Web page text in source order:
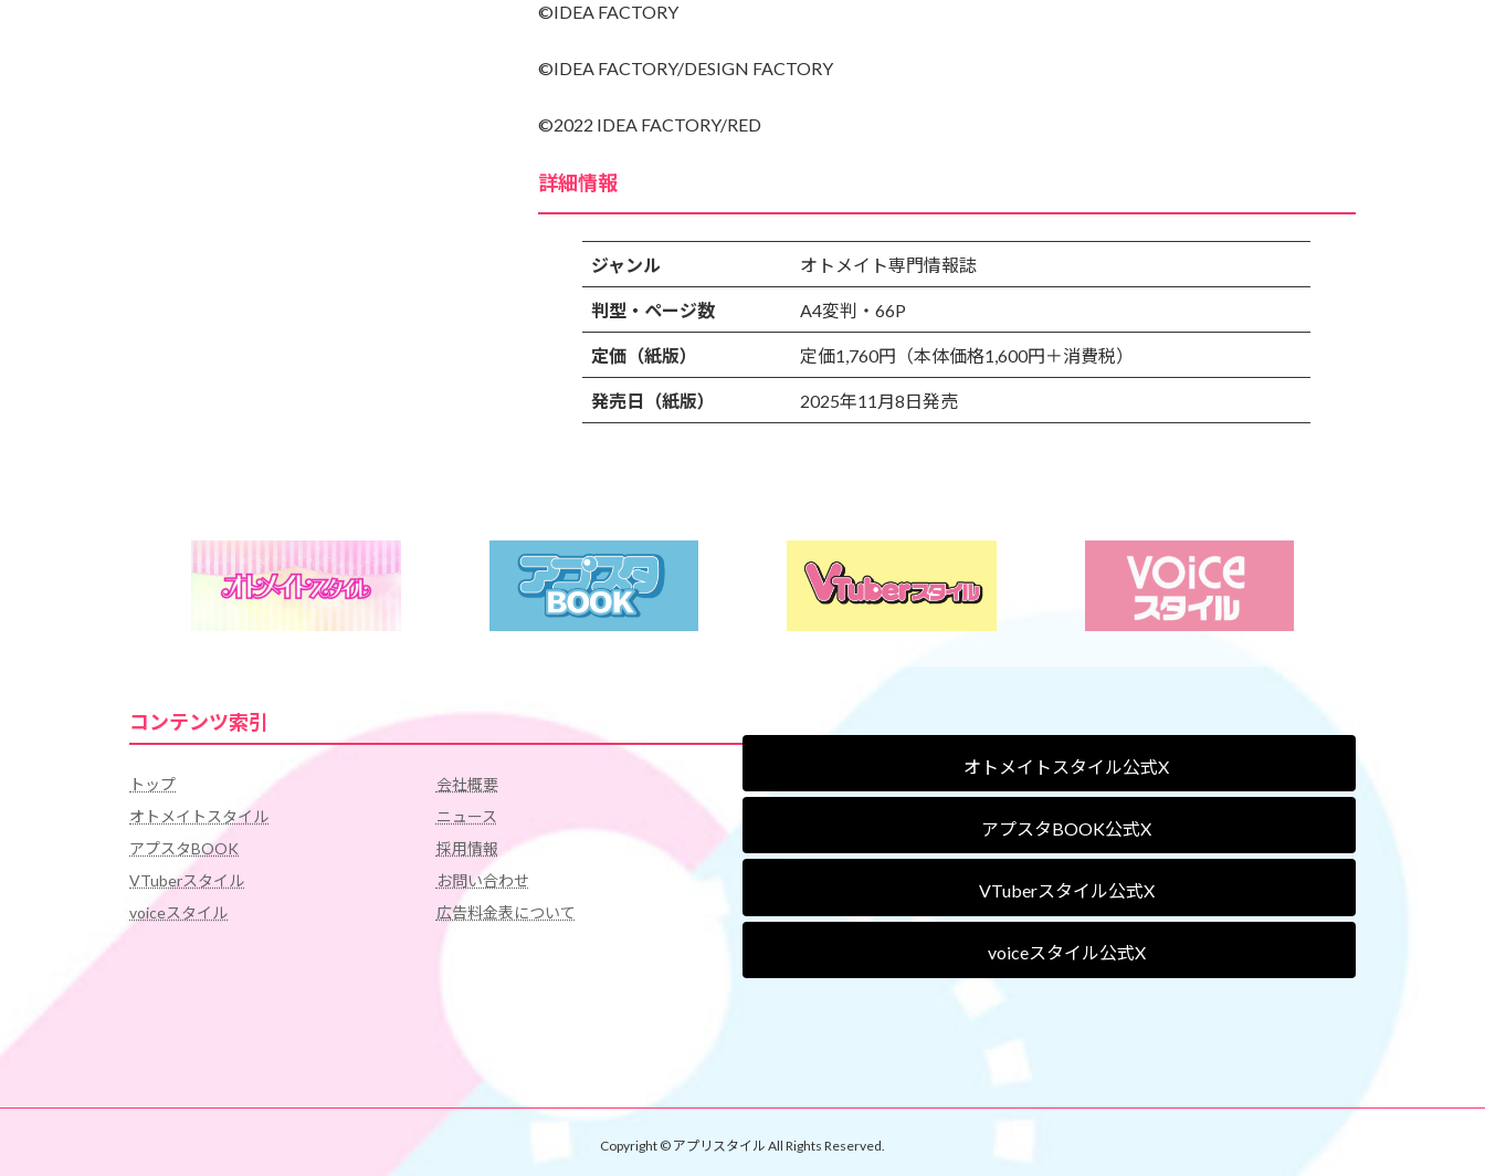
©IDEA FACTORY
©IDEA FACTORY/DESIGN FACTORY
©2022 IDEA FACTORY/RED
詳細情報
ジャンル オトメイト専門情報誌
判型・ページ数 A4変判・66P
定価（紙版） 定価1,760円（本体価格1,600円＋消費税）
発売日（紙版） 2025年11月8日発売
コンテンツ索引
トップ
オトメイトスタイル
アプスタBOOK
VTuberスタイル
voiceスタイル
会社概要
ニュース
採用情報
お問い合わせ
広告料金表について
オトメイトスタイル公式X
アプスタBOOK公式X
VTuberスタイル公式X
voiceスタイル公式X
Copyright © アプリスタイル All Rights Reserved.